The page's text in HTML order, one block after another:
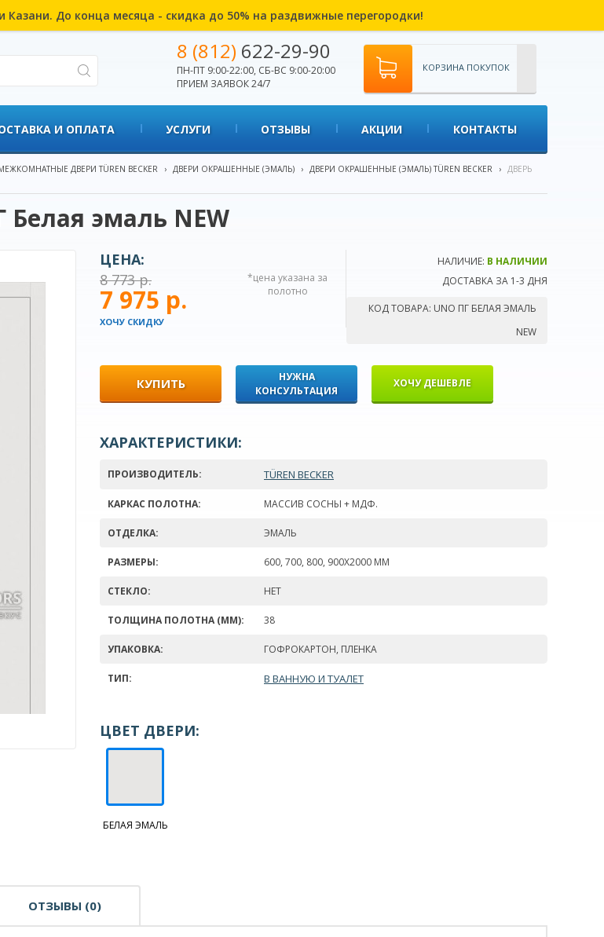
Казани. До конца месяца - скидка до 50% на раздвижные перегородки!
8 (812) 622-29-90
ПН-ПТ 9:00-22:00, СБ-ВС 9:00-20:00
ПРИЕМ ЗАЯВОК 24/7
КОРЗИНА ПОКУПОК
И ОПЛАТА УСЛУГИ ОТЗЫВЫ АКЦИИ КОНТАКТЫ
ДВЕРИ TÜREN BECKER › ДВЕРИ ОКРАШЕННЫЕ (ЭМАЛЬ) › ДВЕРИ ОКРАШЕННЫЕ (ЭМАЛЬ) TÜREN BECKER › ДВЕРЬ
Белая эмаль NEW
НАЛИЧИЕ: В НАЛИЧИИ
ДОСТАВКА ЗА 1-3 ДНЯ
КОД ТОВАРА: UNO ПГ БЕЛАЯ ЭМАЛЬ
NEW
ЦЕНА:
8 773 р.
7 975 р.
ХОЧУ СКИДКУ
*цена указана за
полотно
КУПИТЬ
НУЖНА
КОНСУЛЬТАЦИЯ
ХОЧУ ДЕШЕВЛЕ
ХАРАКТЕРИСТИКИ:
ПРОИЗВОДИТЕЛЬ: TÜREN BECKER
КАРКАС ПОЛОТНА: МАССИВ СОСНЫ + МДФ.
ОТДЕЛКА: ЭМАЛЬ
РАЗМЕРЫ: 600, 700, 800, 900Х2000 ММ
СТЕКЛО: НЕТ
ТОЛЩИНА ПОЛОТНА (ММ): 38
УПАКОВКА: ГОФРОКАРТОН, ПЛЕНКА
ТИП: В ВАННУЮ И ТУАЛЕТ
ЦВЕТ ДВЕРИ:
БЕЛАЯ ЭМАЛЬ
ОТЗЫВЫ (0)